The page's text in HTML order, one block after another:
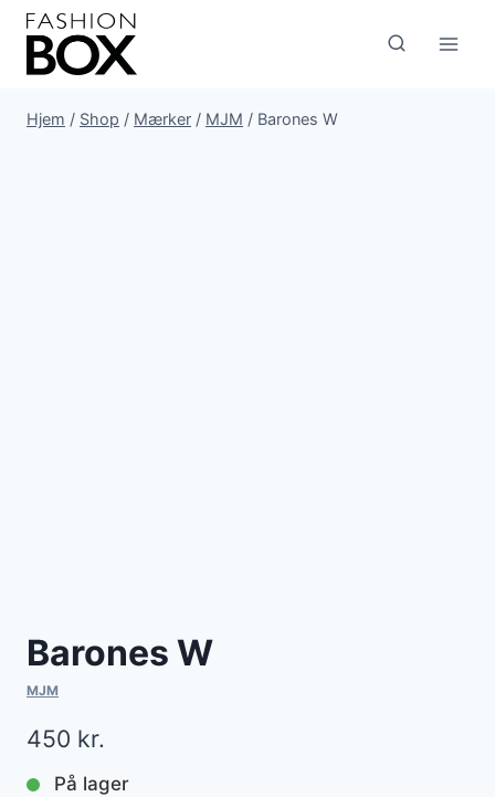
Fortsæt
indhold
Hjem / Shop / Mærker / MJM / Barones W
Barones W
MJM
450 kr.
På lager